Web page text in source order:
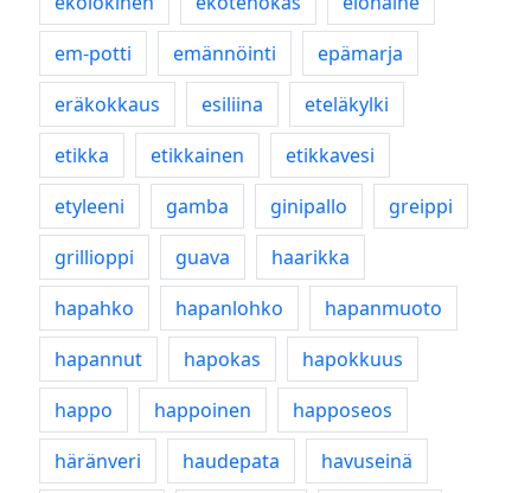
em-potti
emännöinti
epämarja
eräkokkaus
esiliina
eteläkylki
etikka
etikkainen
etikkavesi
etyleeni
gamba ginipallo
greippi
grillioppi
guava
haarikka
hapahko
hapanlohko
hapanmuoto
hapannut
hapokas
hapokkuus
happo
happoinen
happoseos
häränveri
haudepata
havuseinä